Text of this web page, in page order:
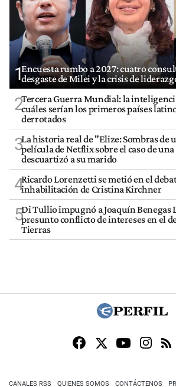
1Encuesta rumbo a 2027: cuatro
desgaste de Milei y la crisis de
2Tercera Guerra Mundial: la
cuáles serían los primeros países
derrotados
3La historia real de "Elize: Sombras de
película de Netflix sobre el caso de una
descuartizó a su marido
4Ricardo Lorenzetti se metió en el
inhabilitación de Cristina Kirchner
5Di Tullio impugnó a Joaquín Benegas
presunto conflicto de intereses en el
Tierras
CANALES RSS QUIENES SOMOS CONTÁCTENOS